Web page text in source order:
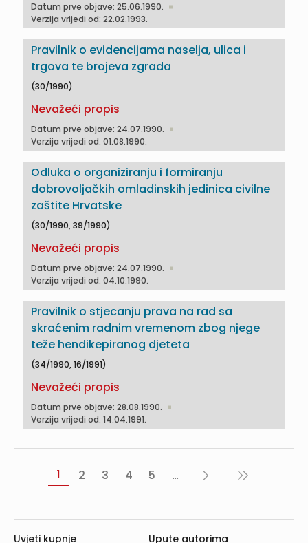
Datum prve objave: 25.06.1990.
Verzija vrijedi od: 22.02.1993.
Pravilnik o evidencijama naselja, ulica i
trgova te brojeva zgrada
(30/1990)
Nevažeći propis
Datum prve objave: 24.07.1990.
Verzija vrijedi od: 01.08.1990.
Odluka o organiziranju i formiranju
dobrovoljačkih omladinskih jedinica civilne
zaštite Hrvatske
(30/1990, 39/1990)
Nevažeći propis
Datum prve objave: 24.07.1990.
Verzija vrijedi od: 04.10.1990.
Pravilnik o stjecanju prava na rad sa
skraćenim radnim vremenom zbog njege
teže hendikepiranog djeteta
(34/1990, 16/1991)
Nevažeći propis
Datum prve objave: 28.08.1990.
Verzija vrijedi od: 14.04.1991.
1 2 3 4 5 ...
Sljedeća
Posljednja
Uvjeti kupnje Upute autorima